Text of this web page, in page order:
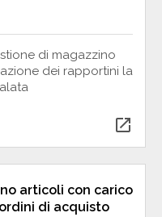
di magazzino
dei rapportini la
open_in_new
articoli con carico
di acquisto